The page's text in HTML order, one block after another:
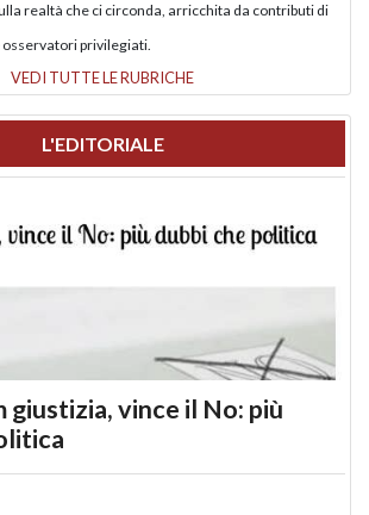
realtà che ci circonda, arricchita da contributi di
privilegiati.
VEDI TUTTE LE RUBRICHE
L'EDITORIALE
giustizia, vince il No: più